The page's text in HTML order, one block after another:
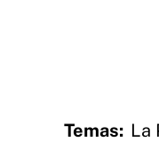
Temas: La